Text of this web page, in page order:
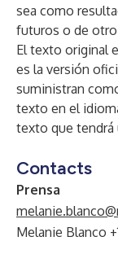
sea como
futuros o de otro
El texto original
es la versión
suministran
texto en el
texto que tendrá
Contacts
Prensa
Melanie Blanco